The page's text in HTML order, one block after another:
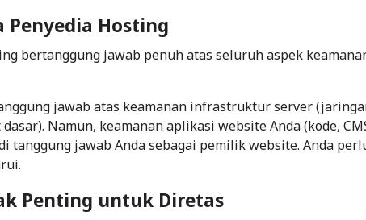
Penyedia Hosting
bertanggung jawab penuh atas seluruh aspek
jawab atas keamanan infrastruktur server
Namun, keamananaplikasi websiteAnda (kode,
tanggung jawab Anda sebagai pemilik website. Anda
Penting untuk Diretas